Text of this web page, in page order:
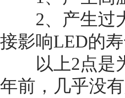
2、产生过大
接影响LED的寿
以上2点是为
年前，几乎没